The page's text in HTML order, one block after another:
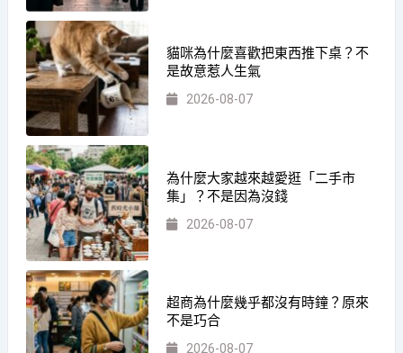
貓咪為什麼喜歡把東西推下桌？不
是故意惹人生氣
2026-08-07
為什麼大家越來越愛逛「二手市
集」？不是因為沒錢
2026-08-07
超商為什麼幾乎都沒有時鐘？原來
不是巧合
2026-08-07